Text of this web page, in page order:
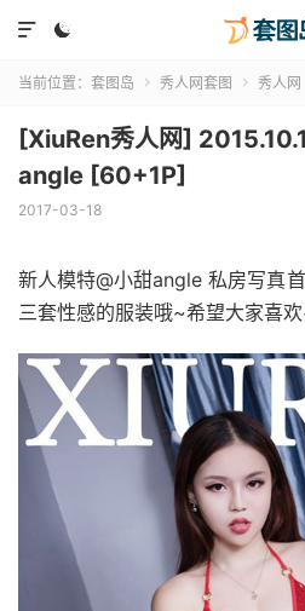


当前位置： 套图岛  秀人网套图  秀人网
[XiuRen秀人网]
angle [60+1P]
2017-03-18
新人模特@小甜angle 私房写真
三套性感的服装哦~希望大家喜